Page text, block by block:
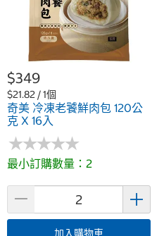
$349
$21.82 / 1個
奇美 冷凍老饕鮮肉包 120公
克 X 16入
★★★★★
★★★★★
最小訂購數量：2
加入購物車